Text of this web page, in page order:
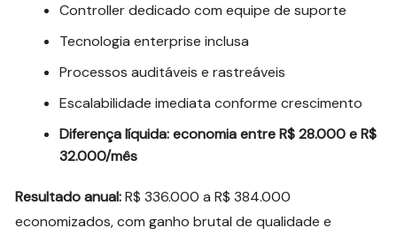
Controller dedicado com equipe de suporte
Tecnologia enterprise inclusa
Processos auditáveis e rastreáveis
Escalabilidade imediata conforme crescimento
Diferença líquida: economia entre R$ 28.000 e R$
32.000/mês
Resultado anual:R$ 336.000 a R$ 384.000
economizados, com ganho brutal de qualidade e